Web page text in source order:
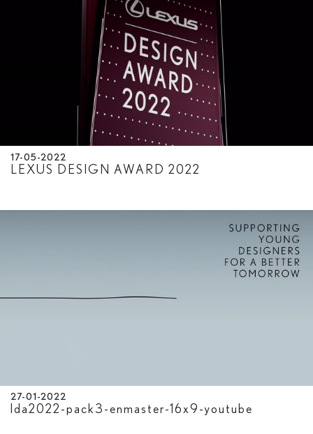
17-05-2022
LEXUS DESIGN AWARD 2022
27-01-2022
lda2022-pack3-enmaster-16x9-youtube